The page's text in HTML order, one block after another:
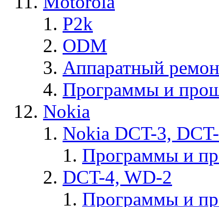
P2k
ODM
Аппаратный
Программы и
Nokia
Nokia DCT-3,
Программы и
DCT-4, WD-2
Программы и